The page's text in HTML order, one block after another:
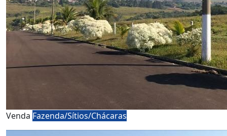
Venda Fazenda/Sítios/Chácaras